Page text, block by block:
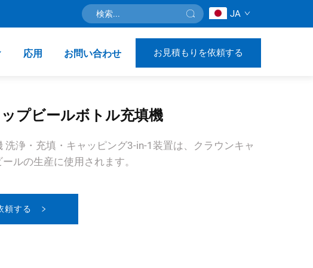
JA
応用 お問い合わせ お見積もりを依頼する
プビールボトル充填機
洗浄・充填・キャッピング3-in-1装置は、クラウンキャ
ルの生産に使用されます。
頼する